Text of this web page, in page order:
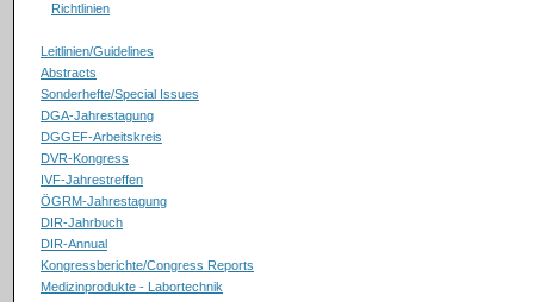
Richtlinien
Leitlinien/Guidelines
Abstracts
Sonderhefte/Special Issues
DGA-Jahrestagung
DGGEF-Arbeitskreis
DVR-Kongress
IVF-Jahrestreffen
ÖGRM-Jahrestagung
DIR-Jahrbuch
DIR-Annual
Kongressberichte/Congress Reports
Medizinprodukte - Labortechnik